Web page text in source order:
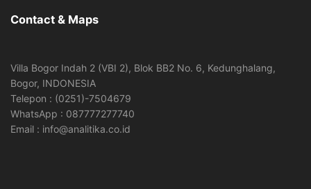
Contact & Maps
Villa Bogor Indah 2 (VBI 2), Blok BB2 No. 6, Kedunghalang,
Bogor, INDONESIA
Telepon : (0251)-7504679
WhatsApp : 087777277740
Email : info@analitika.co.id